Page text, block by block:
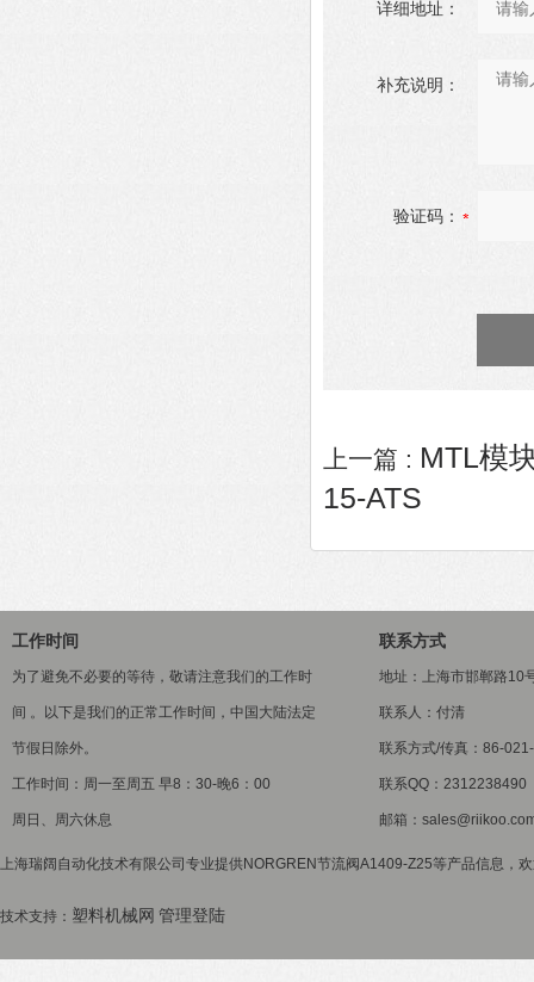
详细地址：
补充说明：
验证码：
上一篇 : MTL模
15-ATS
工作时间
为了避免不必要的等待，敬请注意我们的工作时
间 。以下是我们的正常工作时间，中国大陆法定
节假日除外。
工作时间：周一至周五 早8：30-晚6：00
周日、周六休息
联系方式
地址：上海市邯郸路10
联系人：付清
联系方式/传真：86-
联系QQ：2312238490
邮箱：
上海瑞阔自动化技术有限公司专业提供NORGREN节流阀A1409-Z25等产品信息，
技术支持： 塑料机械网 管理登陆